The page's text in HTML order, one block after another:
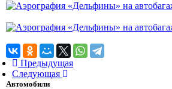
Предыдущая
Следующая
Автомобили